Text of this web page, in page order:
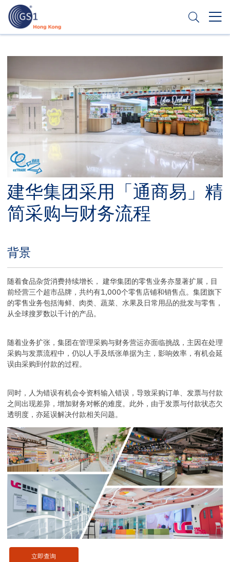
主
Top
Second
Menu
建华集团采用「通商易」精
简采购与财务流程
Title
背景
Body
随着食品杂货消费持续增长， 建华集团的零售业务亦显著扩展，目
前经营三个超市品牌，共约有1,000个零售店铺和销售点。集团旗下
的零售业务包括海鲜、肉类、蔬菜、水果及日常用品的批发与零售，
从全球搜罗数以千计的产品。
随着业务扩张，集团在管理采购与财务营运亦面临挑战，主因在处理
采购与发票流程中，仍以人手及纸张单据为主，影响效率，有机会延
误由采购到付款的过程。
同时，人为错误有机会令资料输入错误，导致采购订单、发票与付款
之间出现差异，增加财务对帐的难度。此外，由于发票与付款状态欠
透明度，亦延误解决付款相关问题。
立即查询